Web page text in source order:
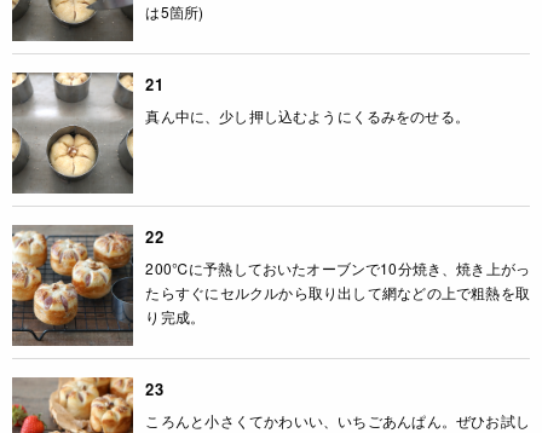
は5箇所)
21
真ん中に、少し押し込むようにくるみをのせる。
22
200℃に予熱しておいたオーブンで10分焼き、焼き上がっ
たらすぐにセルクルから取り出して網などの上で粗熱を取
り完成。
23
ころんと小さくてかわいい、いちごあんぱん。ぜひお試し